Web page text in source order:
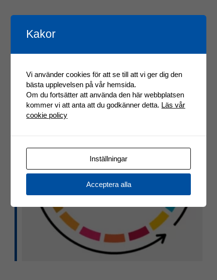
Kakor
Vi använder cookies för att se till att vi ger dig den
bästa upplevelsen på vår hemsida.
Om du fortsätter att använda den här webbplatsen
kommer vi att anta att du godkänner detta. Läs vår
cookie policy
Inställningar
Acceptera alla